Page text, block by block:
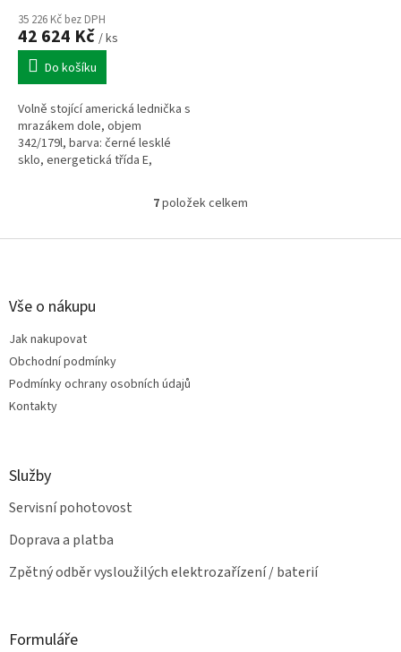
35 226 Kč bez DPH
42 624 Kč / ks
Do košíku
Volně stojící americká lednička s
mrazákem dole, objem
342/179l, barva: černé lesklé
sklo, energetická třída E,
O
l
7položek celkem
Z
Vše o nákupu
Jak nakupovat
Obchodní podmínky
Podmínky ochrany osobních údajů
Kontakty
Služby
Servisní pohotovost
Doprava a platba
Zpětný odběr vysloužilých elektrozařízení / baterií
Formuláře